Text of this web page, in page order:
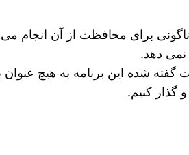
برای محافظت از آن انجام می
نمی دهد.
گفته شده این برنامه به هیچ عنوان
گذار کنیم.